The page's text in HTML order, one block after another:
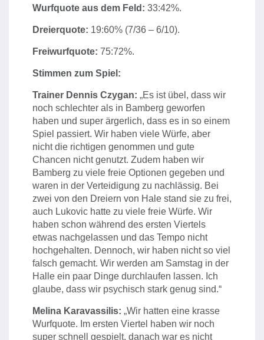
Wurfquote aus dem Feld: 33:42%.
Dreierquote: 19:60% (7/36 – 6/10).
Freiwurfquote: 75:72%.
Stimmen zum Spiel:
Trainer Dennis Czygan: „Es ist übel, dass wir
noch schlechter als in Bamberg geworfen
haben und super ärgerlich, dass es in so einem
Spiel passiert. Wir haben viele Würfe, aber
nicht die richtigen genommen und gute
Chancen nicht genutzt. Zudem haben wir
Bamberg zu viele freie Optionen gegeben und
waren in der Verteidigung zu nachlässig. Bei
zwei von den Dreiern von Hale stand sie zu frei,
auch Lukovic hatte zu viele freie Würfe. Wir
haben schon während des ersten Viertels
etwas nachgelassen und das Tempo nicht
hochgehalten. Dennoch, wir haben nicht so viel
falsch gemacht. Wir werden am Samstag in der
Halle ein paar Dinge durchlaufen lassen. Ich
glaube, dass wir psychisch stark genug sind.“
Melina Karavassilis: „Wir hatten eine krasse
Wurfquote. Im ersten Viertel haben wir noch
super schnell gespielt, danach war es nicht